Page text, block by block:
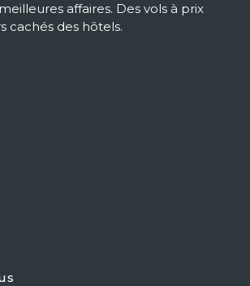
affaires. Des vols à prix
cachés des hôtels.